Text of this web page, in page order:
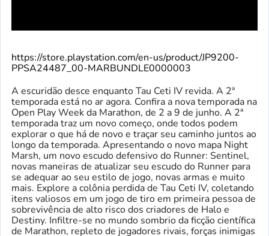
https://store.playstation.com/en-us/product/JP9200-
PPSA24487_00-MARBUNDLE0000003
A escuridão desce enquanto Tau Ceti IV revida. A 2ª
temporada está no ar agora. Confira a nova temporada na
Open Play Week da Marathon, de 2 a 9 de junho. A 2ª
temporada traz um novo começo, onde todos podem
explorar o que há de novo e traçar seu caminho juntos ao
longo da temporada. Apresentando o novo mapa Night
Marsh, um novo escudo defensivo do Runner: Sentinel,
novas maneiras de atualizar seu escudo do Runner para
se adequar ao seu estilo de jogo, novas armas e muito
mais. Explore a colônia perdida de Tau Ceti IV, coletando
itens valiosos em um jogo de tiro em primeira pessoa de
sobrevivência de alto risco dos criadores de Halo e
Destiny. Infiltre-se no mundo sombrio da ficção científica
de Marathon, repleto de jogadores rivais, forças inimigas